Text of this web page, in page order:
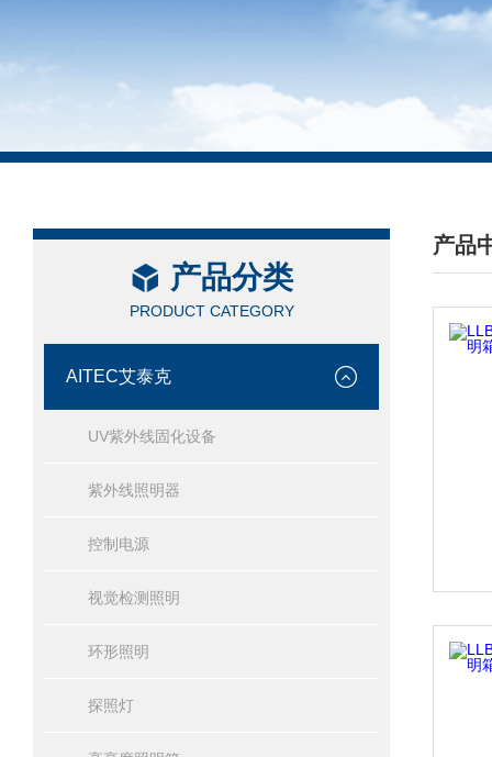
产品分类
PRODUCT CATEGORY
AITEC艾泰克
UV紫外线固化设备
紫外线照明器
控制电源
视觉检测照明
环形照明
探照灯
产品
/